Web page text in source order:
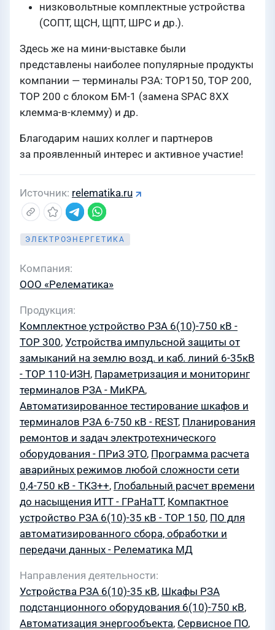
низковольтные комплектные устройства
(СОПТ, ЩСН, ЩПТ, ШРС и др.).
Здесь же на мини-выставке были
представлены наиболее популярные продукты
компании — терминалы РЗА: ТОР150, ТОР 200,
ТОР 200 с блоком БМ-1 (замена SPAC 8ХХ
клемма-в-клемму) и др.
Благодарим наших коллег и партнеров
за проявленный интерес и активное участие!
Источник relematika.ru
ЭЛЕКТРОЭНЕРГЕТИКА
Компания
ООО «Релематика»
Продукция
Комплектное устройство РЗА 6(10)-750 кВ -
ТОР 300, Устройства импульсной защиты от
замыканий на землю возд. и каб. линий 6-35кВ
- ТОР 110-ИЗН, Параметризация и мониторинг
терминалов РЗА - МиКРА,
Автоматизированное тестирование шкафов и
терминалов РЗА 6-750 кВ - REST, Планирования
ремонтов и задач электротехнического
оборудования - ПРиЗ ЭТО, Программа расчета
аварийных режимов любой сложности сети
0,4-750 кВ - ТКЗ++, Глобальный расчет времени
до насыщения ИТТ - ГРаНаТТ, Компактное
устройство РЗА 6(10)-35 кВ - ТОР 150, ПО для
автоматизированного сбора, обработки и
передачи данных - Релематика МД
Направления деятельности
Устройства РЗА 6(10)-35 кВ, Шкафы РЗА
подстанционного оборудования 6(10)-750 кВ,
Автоматизация энергообъекта, Сервисное ПО,